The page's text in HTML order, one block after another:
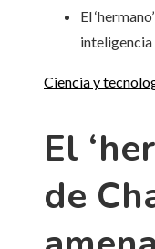
El
Ciencia y
El
de